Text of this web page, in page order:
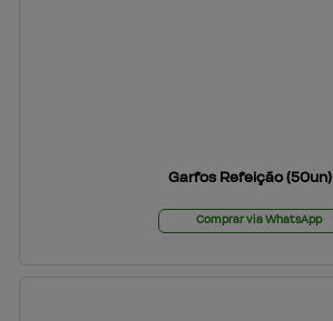
Garfos Refeição (50un)
Comprar via WhatsApp